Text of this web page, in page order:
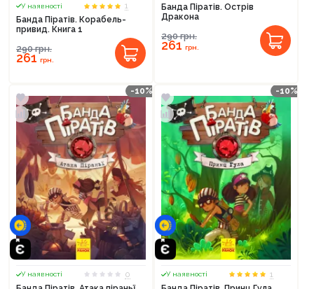
У наявності
1
Банда Піратів. Корабель-
привид. Книга 1
290грн.
261грн.
Банда Піратів. Острів
Дракона
290грн.
261грн.
-10%
У наявності
0
-10%
У наявності
1